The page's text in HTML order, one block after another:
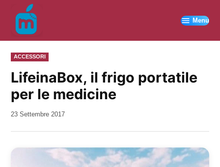
contenuto
Menu
PUBBLICATO
IN
ACCESSORI
LifeinaBox, il frigo portatile
per le medicine
da
23 Settembre 2017